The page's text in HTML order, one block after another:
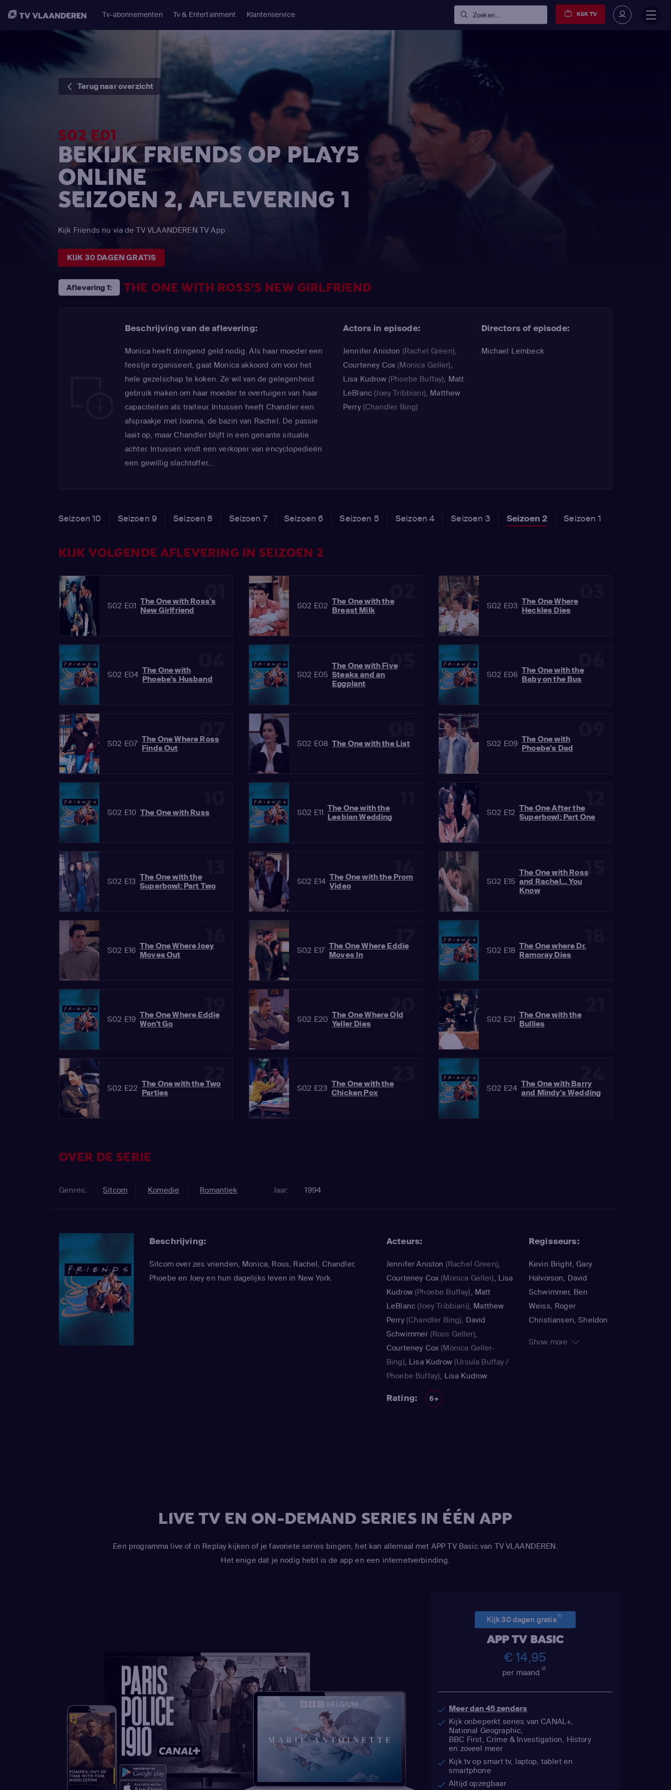
Tv-abonnementen Tv & Entertainment Klantenservice Zoeken... KIJK TV
Terug naar overzicht
S02 E01
BEKIJK FRIENDS OP PLAY5
ONLINE
SEIZOEN 2, AFLEVERING 1
Kijk Friends nu via de TV VLAANDEREN TV App
KIJK 30 DAGEN GRATIS
Aflevering 1: THE ONE WITH ROSS'S NEW GIRLFRIEND
Beschrijving van de aflevering:
Monica heeft dringend geld nodig. Als haar moeder een
feestje organiseert, gaat Monica akkoord om voor het
hele gezelschap te koken. Ze wil van de gelegenheid
gebruik maken om haar moeder te overtuigen van haar
capaciteiten als traiteur. Intussen heeft Chandler een
afspraakje met Joanna, de bazin van Rachel. De passie
laait op, maar Chandler blijft in een genante situatie
achter. Intussen vindt een verkoper van encyclopedieën
een gewillig slachtoffer...
Actors in episode:
Jennifer Aniston (Rachel Green),
Courteney Cox (Monica Geller),
Lisa Kudrow(Phoebe Buffay), Matt
LeBlanc (Joey Tribbiani), Matthew
Perry(Chandler Bing)
Directors of episode:
Michael Lembeck
Seizoen 10 Seizoen 9 Seizoen 8 Seizoen 7 Seizoen 6 Seizoen 5 Seizoen 4 Seizoen 3 Seizoen 2 Seizoen 1
KIJK VOLGENDE AFLEVERING IN SEIZOEN 2
01
S02 E01 The One with Ross's
New Girlfriend
S02 E02 The One with the
Breast Milk
S02 E03 The One Where
Heckles Dies
S02 E04 The One with
Phoebe's Husband
05
S02 E05
The One with Five
Steaks and an
Eggplant
S02 E06 The One with the
Baby on the Bus
07
S02 E07 The One Where Ross
Finds Out
S02 E08 The One with the List S02 E09 The One with
Phoebe's Dad
S02 E10 The One with Russ S02 E11 The One with the
Lesbian Wedding
S02 E12 The One After the
Superbowl: Part One
S02 E13 The One with the
Superbowl: Part Two
14
S02 E14 The One with the Prom
Video
15
S02 E15
The One with Ross
and Rachel... You
Know
S02 E16 The One Where Joey
Moves Out
17
S02 E17 The One Where Eddie
Moves In
S02 E18 The One where Dr.
Ramoray Dies
19
S02 E19 The One Where Eddie
Won't Go
20
S02 E20 The One Where Old
Yeller Dies
S02 E21 The One with the
Bullies
22
S02 E22 The One with the Two
Parties
S02 E23 The One with the
Chicken Pox
S02 E24 The One with Barry
and Mindy's Wedding
OVER DE SERIE
Genres: Sitcom Komedie Romantiek Jaar: 1994
Beschrijving:
Sitcom over zes vrienden, Monica, Ross, Rachel, Chandler,
Phoebe en Joey en hun dagelijks leven in New York.
Acteurs:
Jennifer Aniston (Rachel Green),
Courteney Cox (Monica Geller), Lisa
Kudrow(Phoebe Buffay), Matt
LeBlanc (Joey Tribbiani), Matthew
Perry(Chandler Bing), David
Schwimmer (Ross Geller),
Courteney Cox (Monica Geller-
Bing), Lisa Kudrow(Ursula Buffay /
Phoebe Buffay), Lisa Kudrow
(Phoebe Buffay / Ursula Buffay)
Paget Brewster(Kathy)
Rating: 6+
Regisseurs:
Kevin Bright, Gary
Halvorson, David
Schwimmer, Ben
Weiss, Roger
Christiansen, Sheldon
Show more
LIVE TV EN ON-DEMAND SERIES IN ÉÉN APP
Een programma live of in Replay kijken of je favoriete series bingen, het kan allemaal met APP TV Basic van TV VLAANDEREN.
Het enige dat je nodig hebt is de app en een internetverbinding.
Kijk 30 dagen gratis(1)
APP TV BASIC
€ 14,95
per maand(2)
Meer dan 45 zenders
Kijk onbeperkt series van CANAL+,
National Geographic,
BBC First, Crime & Investigation, History
en zoveel meer
Kijk tv op smart tv, laptop, tablet en
smartphone
Altijd opzegbaar